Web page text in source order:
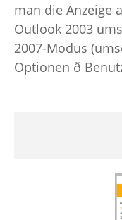
man die Anzeige
Outlook 2003
2007-Modus
Optionen ð